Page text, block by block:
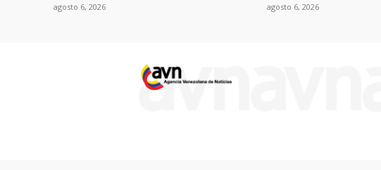
agosto 6, 2026 agosto 6, 2026